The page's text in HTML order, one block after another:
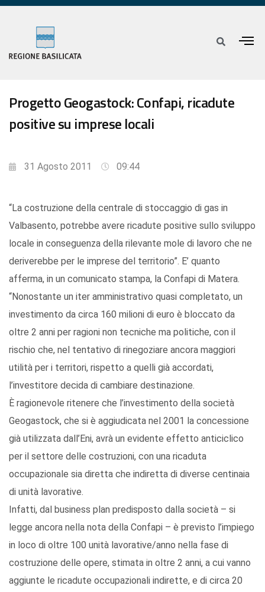
Progetto Geogastock: Confapi, ricadute
positive su imprese locali
31 Agosto 2011 09:44
“La costruzione della centrale di stoccaggio di gas in
Valbasento, potrebbe avere ricadute positive sullo sviluppo
locale in conseguenza della rilevante mole di lavoro che ne
deriverebbe per le imprese del territorio”. E’ quanto
afferma, in un comunicato stampa, la Confapi di Matera.
“Nonostante un iter amministrativo quasi completato, un
investimento da circa 160 milioni di euro è bloccato da
oltre 2 anni per ragioni non tecniche ma politiche, con il
rischio che, nel tentativo di rinegoziare ancora maggiori
utilità per i territori, rispetto a quelli già accordati,
l’investitore decida di cambiare destinazione.
È ragionevole ritenere che l’investimento della società
Geogastock, che si è aggiudicata nel 2001 la concessione
già utilizzata dall’Eni, avrà un evidente effetto anticiclico
per il settore delle costruzioni, con una ricaduta
occupazionale sia diretta che indiretta di diverse centinaia
di unità lavorative.
Infatti, dal business plan predisposto dalla società – si
legge ancora nella nota della Confapi – è previsto l’impiego
in loco di oltre 100 unità lavorative/anno nella fase di
costruzione delle opere, stimata in oltre 2 anni, a cui vanno
aggiunte le ricadute occupazionali indirette, e di circa 20